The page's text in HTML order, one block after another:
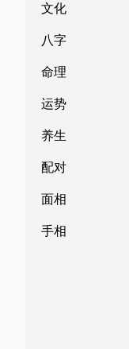
文化
八字
命理
运势
养生
配对
面相
手相